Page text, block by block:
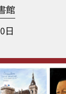
館
日